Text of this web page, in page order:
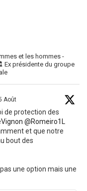
et les hommes -
présidente du groupe
Août
de protection des
@Romeiro1L
et que notre
bout des
une option mais une